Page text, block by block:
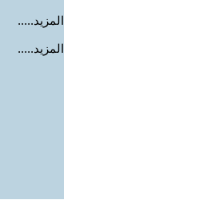
المزيد.....
المزيد.....